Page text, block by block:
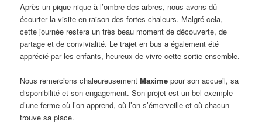
Après un pique-nique à l’ombre des arbres, nous avons dû
écourter la visite en raison des fortes chaleurs. Malgré cela,
cette journée restera un très beau moment de découverte, de
partage et de convivialité. Le trajet en bus a également été
apprécié par les enfants, heureux de vivre cette sortie ensemble.
Nous remercions chaleureusementMaxime pour son accueil, sa
disponibilité et son engagement. Son projet est un bel exemple
d’une ferme où l’on apprend, où l’on s’émerveille et où chacun
trouve sa place.